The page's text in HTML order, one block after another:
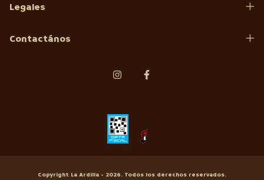
Legales
Contactános
Copyright La Ardilla - 2026. Todos los derechos reservados.